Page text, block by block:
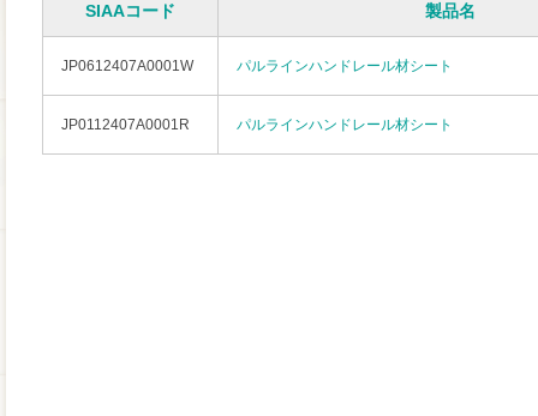
SIAAコード 製品名
JP0612407A0001W パルラインハンドレール材シート
JP0112407A0001R パルラインハンドレール材シート